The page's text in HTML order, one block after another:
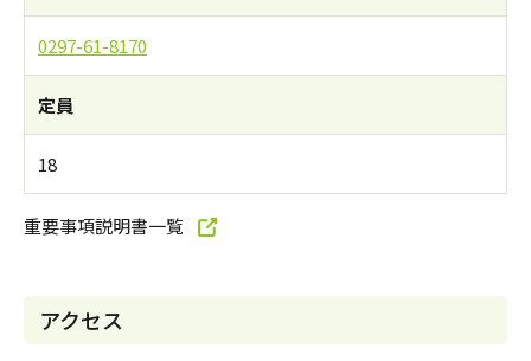
0297-61-8170
定員
18
重要事項説明書一覧
アクセス